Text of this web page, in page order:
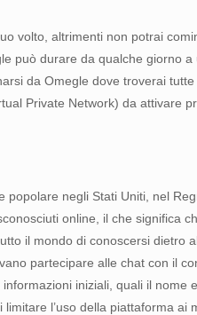
volto, altrimenti non potrai
può durare da qualche giorno
da Omegle dove troverai
Private Network) da attivare
negli Stati Uniti, nel
online, il che significa
il mondo di conoscersi dietro
partecipare alle chat con il
iniziali, quali il nome
l’uso della piattaforma ai